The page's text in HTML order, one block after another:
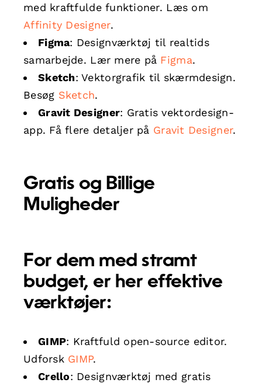
med kraftfulde funktioner. Læs om
Affinity Designer.
Figma: Designværktøj til realtids
samarbejde. Lær mere på Figma.
Sketch: Vektorgrafik til skærmdesign.
Besøg Sketch.
Gravit Designer: Gratis vektordesign-
app. Få flere detaljer på Gravit Designer.
Gratis og Billige
Muligheder
For dem med stramt
budget, er her effektive
værktøjer:
GIMP: Kraftfuld open-source editor.
Udforsk GIMP.
Crello: Designværktøj med gratis